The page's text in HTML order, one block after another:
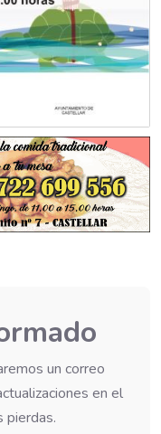
un correo
en el
pierdas.